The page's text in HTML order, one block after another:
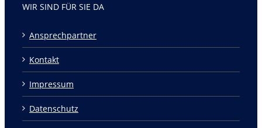
WIR SIND FÜR SIE DA
Ansprechpartner
Kontakt
Impressum
Datenschutz